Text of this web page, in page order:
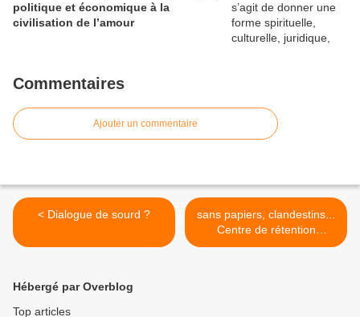
politique et économique à la
civilisation de l’amour
Commentaires
Ajouter un commentaire
< Dialogue de sourd ?
sans papiers, clandestins...
Centre de rétention
administrative témoignage
Hébergé par Overblog
Top articles